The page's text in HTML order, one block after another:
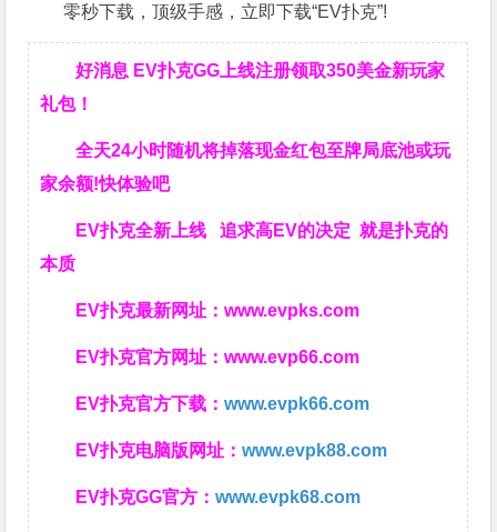
零秒下载，顶级手感，立即下载“EV扑克”!
好消息 EV扑克GG上线注册领取350美金新玩家
礼包！
全天24小时随机将掉落现金红包至牌局底池或玩
家余额!快体验吧
EV扑克全新上线 追求高EV的决定就是扑克的
本质
EV扑克最新网址：www.evpks.com
EV扑克官方网址：www.evp66.com
EV扑克官方下载：www.evpk66.com
EV扑克电脑版网址：www.evpk88.com
EV扑克GG官方：www.evpk68.com